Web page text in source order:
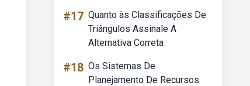
#17 Quanto às Classificações De
Triângulos Assinale A
Alternativa Correta
#18 Os Sistemas De
Planejamento De Recursos